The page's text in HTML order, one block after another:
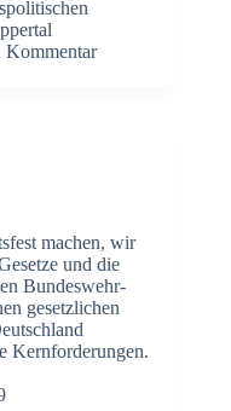
Kommentar
machen, wir
und die
Bundeswehr-
gesetzlichen
Kernforderungen.